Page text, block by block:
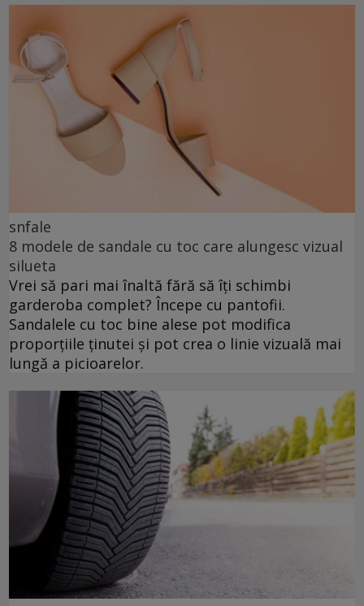
snfale
8 modele de sandale cu toc care alungesc vizual
silueta
Vrei să pari mai înaltă fără să îți schimbi
garderoba complet? Începe cu pantofii.
Sandalele cu toc bine alese pot modifica
proporțiile ținutei și pot crea o linie vizuală mai
lungă a picioarelor.